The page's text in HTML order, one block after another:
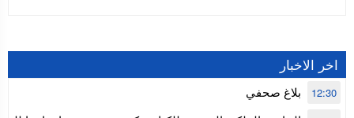
اخر الاخبار
بلاغ صحفي 12:30